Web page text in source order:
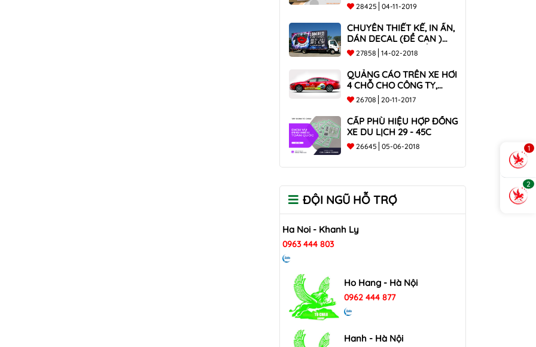
NHANH CHÓNG , UY TÍN
TOÀN QUỐC
28425 04-11-2019
CHUYÊN THIẾT KẾ, IN ẤN,
DÁN DECAL (ĐỀ CAN )
TRÊN THÙNG XE TẢI CHO
CÔNG TY
27858 14-02-2018
QUẢNG CÁO TRÊN XE HƠI
4 CHỖ CHO CÔNG TY,
DOANH NGHIỆP
26708 20-11-2017
CẤP PHÙ HIỆU HỢP ĐỒNG
XE DU LỊCH 29 - 45C
26645 05-06-2018
ĐỘI NGŨ HỖ TRỢ
Ha Noi - Khanh Ly
0963 444 803
Ho Hang - Hà Nội
0962 444 877
Hanh - Hà Nội
1
2